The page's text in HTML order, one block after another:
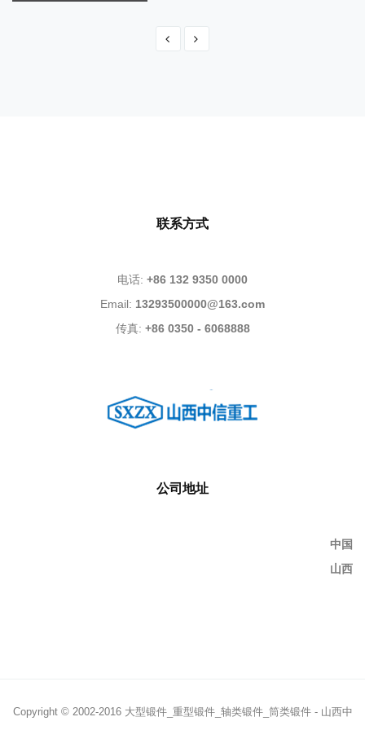
联系方式
电话: +86 132 9350 0000
Email: 13293500000@163.com
传真: +86 0350 - 6068888
公司地址
中国
山西
Copyright © 2002-2016 大型锻件_重型锻件_轴类锻件_筒类锻件 - 山西中